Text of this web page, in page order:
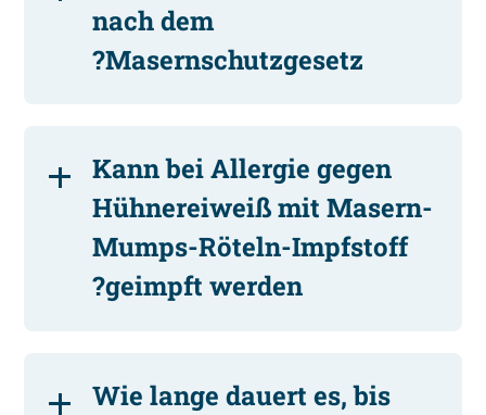
nach dem
Masernschutzgesetz?
Kann bei Allergie gegen
Hühnereiweiß mit Masern-
Mumps-Röteln-Impfstoff
geimpft werden?
Wie lange dauert es, bis